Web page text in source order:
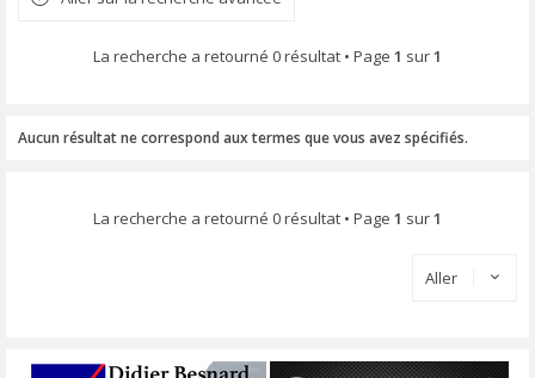
La recherche a retourné 0 résultat • Page 1 sur1
Aucun résultat ne correspond aux termes que vous avez spécifiés.
La recherche a retourné 0 résultat • Page 1 sur1
Aller